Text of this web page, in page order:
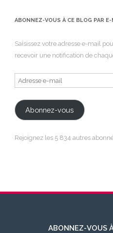
ABONNEZ-VOUS À CE BLOG PAR E-
Saisissez votre adresse e-mail
recevoir une notification de
Adresse
e-
mail
Abonnez-vous
Rejoignez les 5 834 autres
ABONNEZ-VOUS